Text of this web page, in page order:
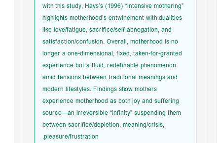
with this study, Hays’s (1996) “intensive mothering”
highlights motherhood’s entwinement with dualities
like love/fatigue, sacrifice/self-abnegation, and
satisfaction/confusion. Overall, motherhood is no
longer a one-dimensional, fixed, taken-for-granted
experience but a fluid, redefinable phenomenon
amid tensions between traditional meanings and
modern lifestyles. Findings show mothers
experience motherhood as both joy and suffering
source—an irreversible “infinity” suspending them
between sacrifice/depletion, meaning/crisis,
pleasure/frustration.